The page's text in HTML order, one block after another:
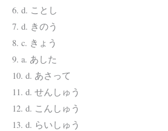
6. d. ことし
7. d. きのう
8. c. きょう
9. a. あした
10. d. あさって
11. d. せんしゅう
12. d. こんしゅう
13. d. らいしゅう